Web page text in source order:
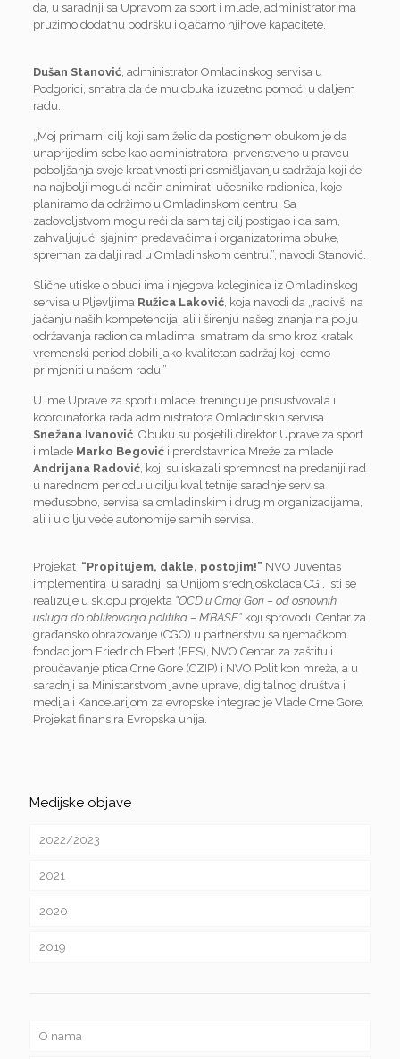
da, u saradnji sa Upravom za sport i mlade, administratorima
pružimo dodatnu podršku i ojačamo njihove kapacitete.
Dušan Stanović, administrator Omladinskog servisa u
Podgorici, smatra da će mu obuka izuzetno pomoći u daljem
radu.
„Moj primarni cilj koji sam želio da postignem obukom je da
unaprijedim sebe kao administratora, prvenstveno u pravcu
poboljšanja svoje kreativnosti pri osmišljavanju sadržaja koji će
na najbolji mogući način animirati učesnike radionica, koje
planiramo da održimo u Omladinskom centru. Sa
zadovoljstvom mogu reći da sam taj cilj postigao i da sam,
zahvaljujući sjajnim predavačima i organizatorima obuke,
spreman za dalji rad u Omladinskom centru.”, navodi Stanović.
Slične utiske o obuci ima i njegova koleginica iz Omladinskog
servisa u Pljevljima Ružica Laković, koja navodi da „radivši na
jačanju naših kompetencija, ali i širenju našeg znanja na polju
održavanja radionica mladima, smatram da smo kroz kratak
vremenski period dobili jako kvalitetan sadržaj koji ćemo
primjeniti u našem radu.”
U ime Uprave za sport i mlade, treningu je prisustvovala i
koordinatorka rada administratora Omladinskih servisa
Snežana Ivanović. Obuku su posjetili direktor Uprave za sport
i mlade Marko Begovići prerdstavnica Mreže za mlade
Andrijana Radović, koji su iskazali spremnost na predaniji rad
u narednom periodu u cilju kvalitetnije saradnje servisa
međusobno, servisa sa omladinskim i drugim organizacijama,
ali i u cilju veće autonomije samih servisa.
Projekat “Propitujem, dakle, postojim!” NVO Juventas
implementira u saradnji sa Unijom srednjoškolaca CG . Isti se
realizuje u sklopu projekta “OCD u Crnoj Gori – od osnovnih
usluga do oblikovanja politika – M’BASE”koji sprovodi Centar za
građansko obrazovanje (CGO) u partnerstvu sa njemačkom
fondacijom Friedrich Ebert (FES), NVO Centar za zaštitu i
proučavanje ptica Crne Gore (CZIP) i NVO Politikon mreža, a u
saradnji sa Ministarstvom javne uprave, digitalnog društva i
medija i Kancelarijom za evropske integracije Vlade Crne Gore.
Projekat finansira Evropska unija.
Medijske objave
2022/2023
2021
2020
2019
O nama